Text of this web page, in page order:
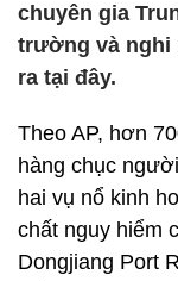
chuyên gia
trường và nghi
ra tại đây.
Theo AP, hơn
hàng chục
hai vụ nổ kinh
chất nguy hiểm
Dongjiang Port